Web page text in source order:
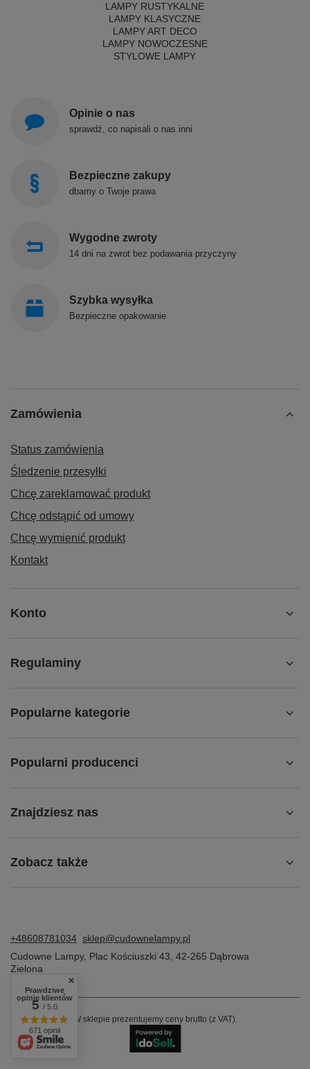
LAMPY RUSTYKALNE
LAMPY KLASYCZNE
LAMPY ART DECO
LAMPY NOWOCZESNE
STYLOWE LAMPY
Opinie o nas
sprawdź, co napisali o nas inni
Bezpieczne zakupy
dbamy o Twoje prawa
Wygodne zwroty
14 dni na zwrot bez podawania przyczyny
Szybka wysyłka
Bezpieczne opakowanie
Zamówienia
Status zamówienia
Śledzenie przesyłki
Chcę zareklamować produkt
Chcę odstąpić od umowy
Chcę wymienić produkt
Kontakt
Konto
Regulaminy
Popularne kategorie
Popularni producenci
Znajdziesz nas
Zobacz także
+48608781034 sklep@cudownelampy.pl
Cudowne Lampy, Plac Kościuszki 43 42-265 Dąbrowa
Zielona
W sklepie prezentujemy ceny brutto (z VAT).
Prawdziwe
opinie klientów
5/ 5.0
671 opinii